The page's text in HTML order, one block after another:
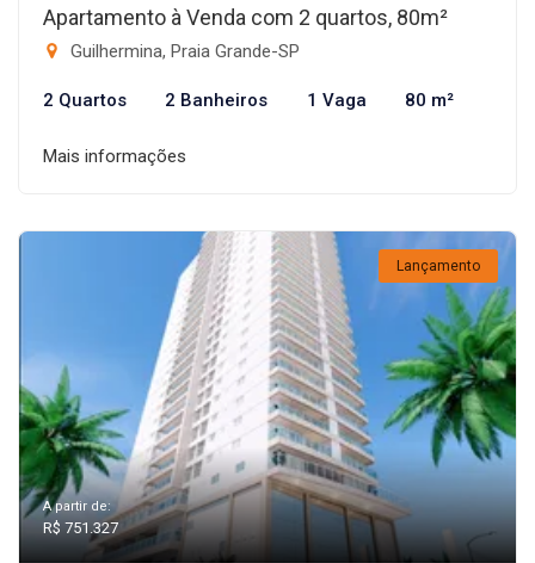
Apartamento à Venda com 2 quartos, 80m²
Guilhermina, Praia Grande-SP
2 Quartos 2 Banheiros 1 Vaga 80 m²
Mais informações
Lançamento
A partir de:
R$ 751.327